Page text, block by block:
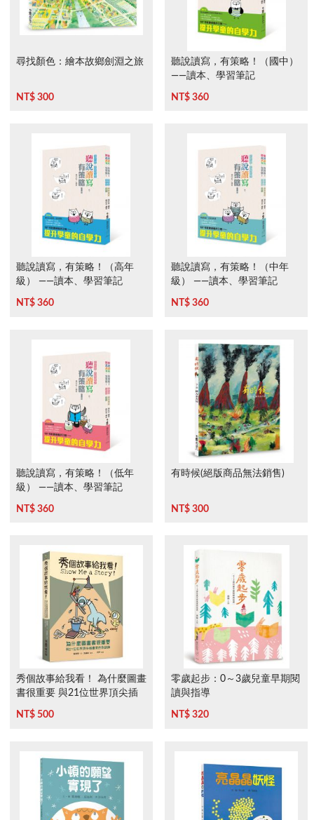
尋找顏色：繪本故鄉劍淵之旅
NT$ 300
聽說讀寫，有策略！（國中）
——讀本、學習筆記
NT$ 360
聽說讀寫，有策略！（高年
級） ——讀本、學習筆記
NT$ 360
聽說讀寫，有策略！（中年
級） ——讀本、學習筆記
NT$ 360
聽說讀寫，有策略！（低年
級） ——讀本、學習筆記
NT$ 360
有時候(絕版商品無法銷售)
NT$ 300
秀個故事給我看！ 為什麼圖畫
書很重要 與21位世界頂尖插
畫家的對談錄
NT$ 500
零歲起步：0～3歲兒童早期閱
讀與指導
NT$ 320